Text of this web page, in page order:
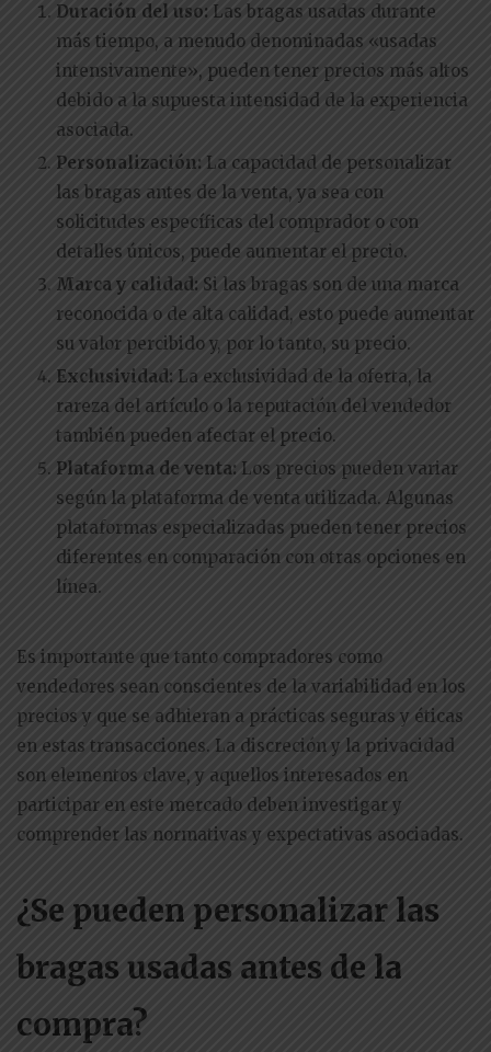
Duración del uso: Las bragas usadas durante
más tiempo, a menudo denominadas «usadas
intensivamente», pueden tener precios más altos
debido a la supuesta intensidad de la experiencia
asociada.
Personalización: La capacidad de personalizar
las bragas antes de la venta, ya sea con
solicitudes específicas del comprador o con
detalles únicos, puede aumentar el precio.
Marca y calidad: Si las bragas son de una marca
reconocida o de alta calidad, esto puede aumentar
su valor percibido y, por lo tanto, su precio.
Exclusividad: La exclusividad de la oferta, la
rareza del artículo o la reputación del vendedor
también pueden afectar el precio.
Plataforma de venta: Los precios pueden variar
según la plataforma de venta utilizada. Algunas
plataformas especializadas pueden tener precios
diferentes en comparación con otras opciones en
línea.
Es importante que tanto compradores como
vendedores sean conscientes de la variabilidad en los
precios y que se adhieran a prácticas seguras y éticas
en estas transacciones. La discreción y la privacidad
son elementos clave, y aquellos interesados en
participar en este mercado deben investigar y
comprender las normativas y expectativas asociadas.
¿Se pueden personalizar las
bragas usadas antes de la
compra?